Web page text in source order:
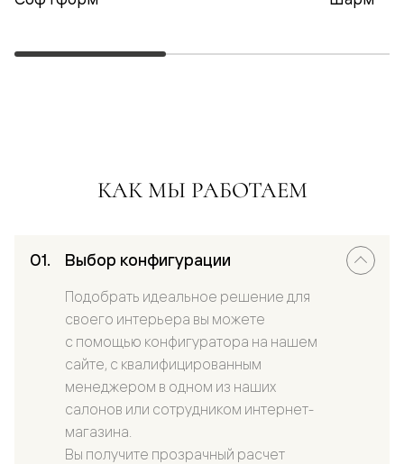
КАК МЫ РАБОТАЕМ
Выбор конфигурации
Подобрать идеальное решение для
своего интерьера вы можете
с помощью конфигуратора на нашем
сайте, с квалифицированным
менеджером в одном из наших
салонов или сотрудником интернет-
магазина.
Вы получите прозрачный расчет